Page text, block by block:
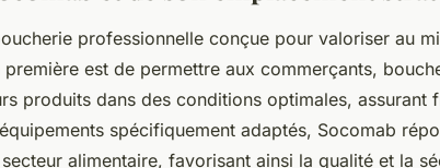
professionnelle conçue pour valoriser au
est de permettre aux commerçants,
produits dans des conditions optimales, assurant
spécifiquement adaptés, Socomab
alimentaire, favorisant ainsi la qualité et la